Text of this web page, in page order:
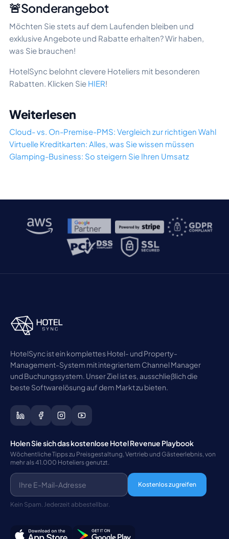
🚨Sonderangebot
Möchten Sie stets auf dem Laufenden bleiben und
exklusive Angebote und Rabatte erhalten? Wir haben,
was Sie brauchen!
HotelSync belohnt clevere Hoteliers mit besonderen
Rabatten. Klicken Sie HIER!
Weiterlesen
Cloud- vs. On-Premise-PMS: Vergleich zur richtigen Wahl
Virtuelle Kreditkarten: Alles, was Sie wissen müssen
Glamping-Business: So steigern Sie Ihren Umsatz
HotelSync ist ein komplettes Hotel- und Property-
Management-System mit integriertem Channel Manager
und Buchungssystem. Unser Ziel ist es, ausschließlich die
beste Softwarelösung auf dem Markt zu bieten.
Holen Sie sich das kostenlose Hotel Revenue Playbook
Wöchentliche Tipps zu Preisgestaltung, Vertrieb und Gästeerlebnis, von
mehr als 41.000 Hoteliers genutzt.
Kostenlos zugreifen
Kein Spam. Jederzeit abbestellbar.